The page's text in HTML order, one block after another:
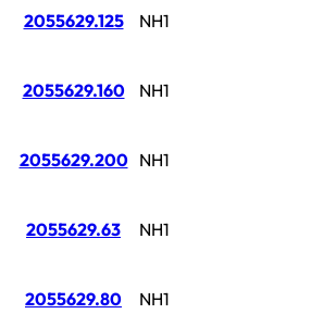
2055629.125 NH1
2055629.160 NH1
2055629.200 NH1
2055629.63 NH1
2055629.80 NH1